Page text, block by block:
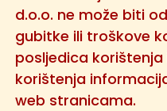
d.o.o. ne može biti
gubitke ili troškove
posljedica
korištenja
web stranicama.